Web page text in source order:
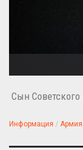
Сын Советского
Информация / Армия